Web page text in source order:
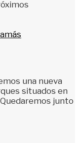
una nueva
situados en
junto